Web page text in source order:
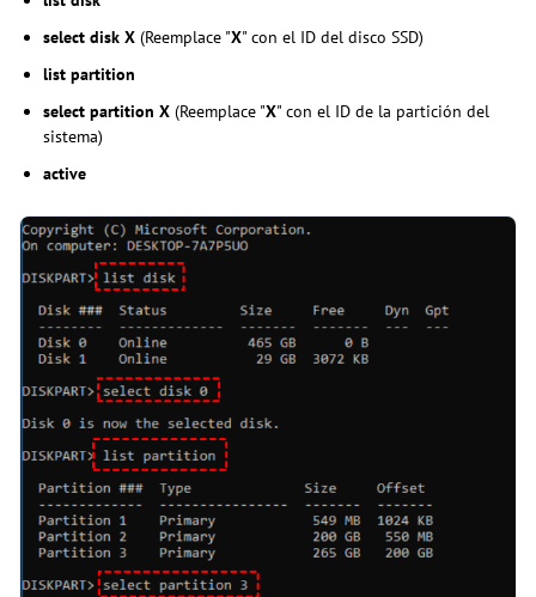
select disk X (Reemplace "X" con el ID del disco SSD)
list partition
select partition X (Reemplace "X" con el ID de la partición del
sistema)
active